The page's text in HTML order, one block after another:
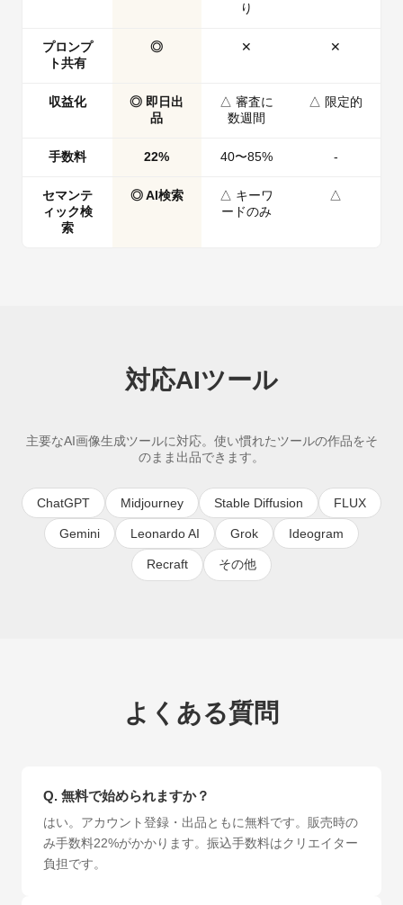
り
プロンプ
ト共有
◎ ✕ ✕
収益化
◎ 即日出
品
△ 審査に
数週間
△ 限定的
手数料 22% 40〜85% -
セマンテ
ィック検
索
◎ AI検索
△ キーワ
ードのみ
△
対応AIツール
主要なAI画像生成ツールに対応。使い慣れたツールの作品をそ
のまま出品できます。
ChatGPT Midjourney Stable Diffusion FLUX
Gemini Leonardo AI Grok Ideogram
Recraft その他
よくある質問
Q. 無料で始められますか？
はい。アカウント登録・出品ともに無料です。販売時の
み手数料22%がかかります。振込手数料はクリエイター
負担です。